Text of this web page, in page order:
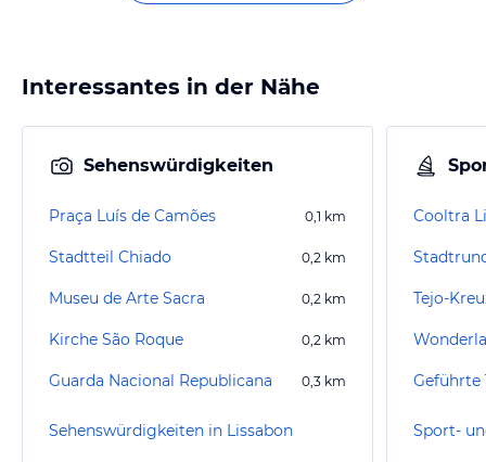
Interessantes in der Nähe
Sehenswürdigkeiten
Praça Luís de Camões 0,1 km
Stadtteil Chiado 0,2 km
Museu de Arte Sacra 0,2 km
Kirche São Roque 0,2 km
Guarda Nacional Republicana 0,3 km
Sehenswürdigkeiten in Lissabon
Cooltra
Tejo-